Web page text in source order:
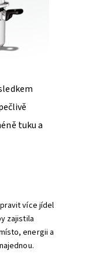
tuku a
více jídel
zajistila
energii a